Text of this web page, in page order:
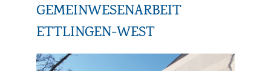
GEMEINWESENARBEIT
ETTLINGEN-WEST